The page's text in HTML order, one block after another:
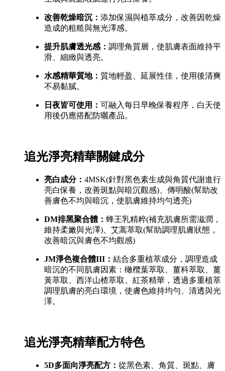
改善乾燥暗沉： 添加保濕與植萃成分，改善因乾燥
造成的粗糙與無光澤感。
提升肌膚透光感： 調理角質層，使肌膚表面維持平
滑、細緻與透亮。
水感精華質地： 質地輕盈、延展性佳，使用後清爽
不易黏膩。
日夜皆可使用： 可融入每日早晚保養程序，白天使
用後仍應搭配防曬產品。
追光淨亮精華關鍵成分
亮白成分： 4MSK(針對黑色素生成與角質代謝進行
亮白保養，改善斑點與暗沉觀感)、傳明酸(幫助改
善膚色不均與暗沉，使肌膚維持均勻透亮)
DM排黑聚合體： 蜂王乳精粹(補充肌膚所需滋潤，
維持柔嫩與光澤)、艾蒿萃取(幫助調理肌膚狀態，
改善暗沉與膚色不均觀感)
JM淨色複合體III： 結合多重植萃成分，調理造成
暗沉的不同肌膚因素：橄欖葉萃取、薑科萃取、薑
黃萃取、西洋山楂萃取、紅茶精華，透過多重植萃
調理肌膚的亮白環境，使膚色維持均勻、清透與光
澤。
追光淨亮精華配方特色
5D多面向淨亮配方： 從黑色素、角質、斑點、膚